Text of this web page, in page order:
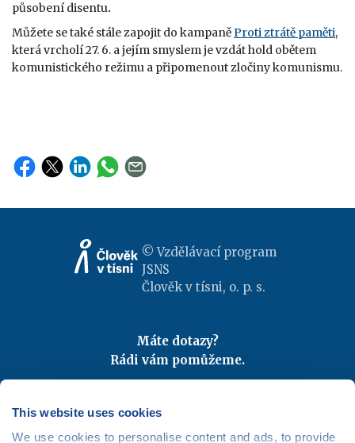
This website uses cookies
We use cookies to personalise content and ads, to provide
působení disentu.
Můžete se také stále zapojit do kampaněProti ztrátě paměti,
která vrcholí 27. 6. a jejím smyslem je vzdát hold obětem
komunistického režimu a připomenout zločiny komunismu.
© Vzdělávací program
JSNS
Člověk v tísni, o. p. s.
Máte dotazy?
Rádi vám pomůžeme.
Odebírejte newslettery
Mapa webu |Kariéra